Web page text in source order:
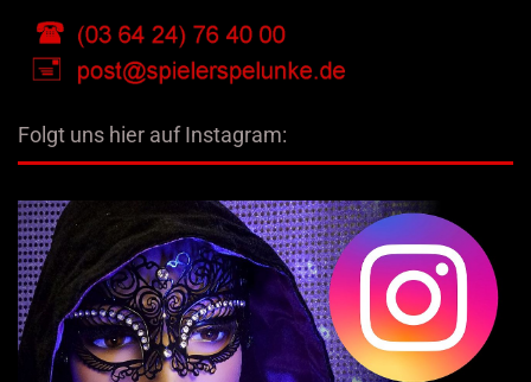
Folgt uns hier auf Instagram: